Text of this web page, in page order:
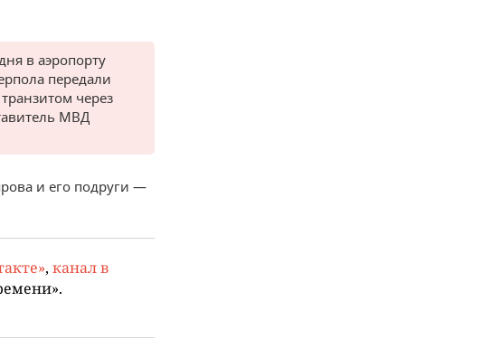
в аэропорту
передали
через
МВД
и его подруги —
, канал в